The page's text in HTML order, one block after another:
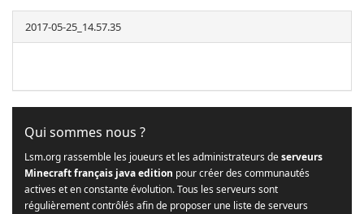
2017-05-25_14.57.35
Qui sommes nous ?
Lsm.org rassemble les joueurs et les administrateurs deserveurs
Minecraft français java edition pour créer des communautés
actives et en constante évolution. Tous les serveurs sont
régulièrement contrôlés afin de proposer une liste de serveurs